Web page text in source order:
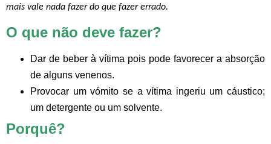
mais vale nada fazer do que fazer errado.
O que não deve fazer?
Dar de beber à vítima pois pode favorecer a absorção
de alguns venenos.
Provocar um vómito se a vítima ingeriu um cáustico;
um detergente ou um solvente.
Porquê?